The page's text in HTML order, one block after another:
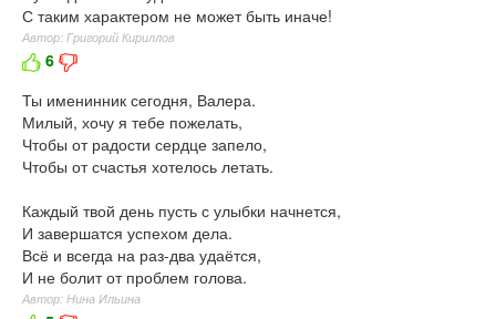
С таким характером не может быть иначе!
Автор: Григорий Кириллов
6
Ты именинник сегодня, Валера.
Милый, хочу я тебе пожелать,
Чтобы от радости сердце запело,
Чтобы от счастья хотелось летать.
Каждый твой день пусть с улыбки начнется,
И завершатся успехом дела.
Всё и всегда на раз-два удаётся,
И не болит от проблем голова.
Автор: Нина Ильина